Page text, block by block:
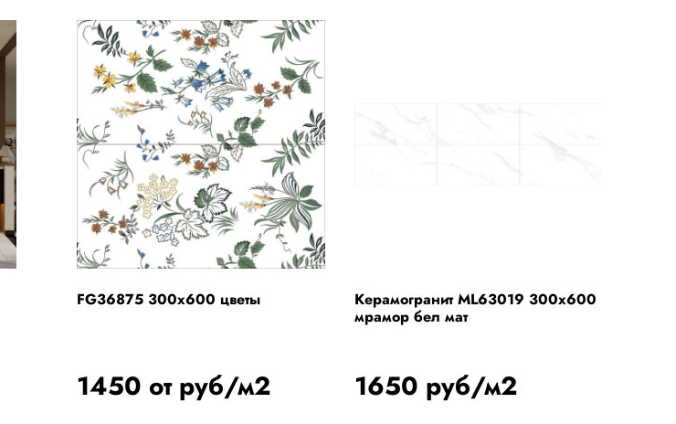
FG36875 300x600 цветы
1450 от руб/м2
Керамогранит ML63019 300x600
мрамор бел мат
1650 руб/м2